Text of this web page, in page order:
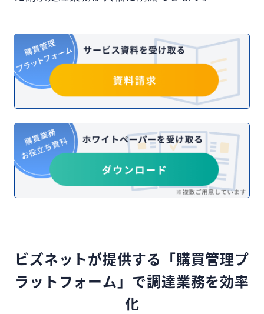
ビズネットが提供する「購買管理プ
ラットフォーム」で調達業務を効率
化